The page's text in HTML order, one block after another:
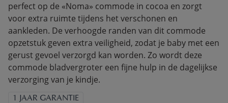
perfect op de «Noma» commode in cocoa en zorgt
voor extra ruimte tijdens het verschonen en
aankleden. De verhoogde randen van dit commode
opzetstuk geven extra veiligheid, zodat je baby met een
gerust gevoel verzorgd kan worden. Zo wordt deze
commode bladvergroter een fijne hulp in de dagelijkse
verzorging van je kindje.
1 JAAR GARANTIE